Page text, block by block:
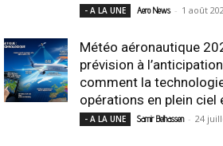
- A LA UNE Aero News - 1 août
Météo aéronautique
prévision à
comment la
opérations en plein ciel
- A LA UNE Samir Belhassen - 24